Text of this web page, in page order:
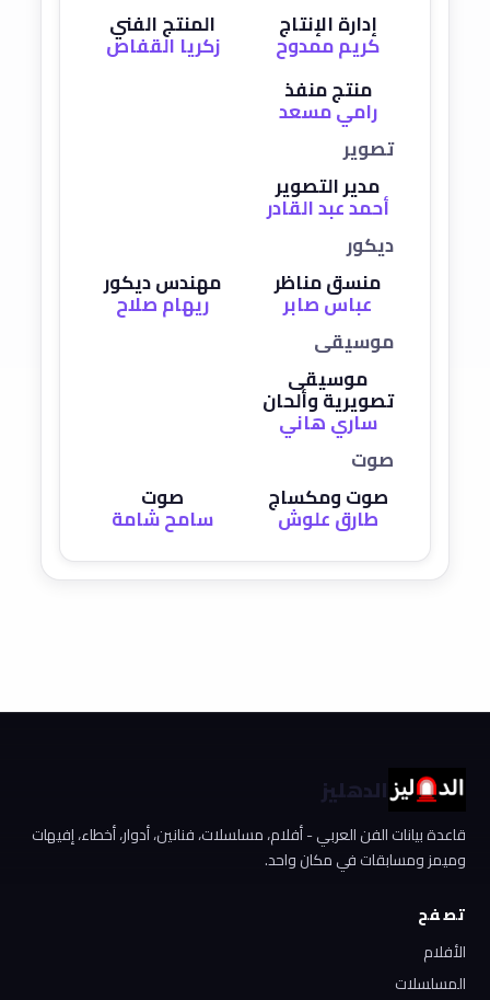
إدارة الإنتاج
كريم ممدوح
المنتج الفني
زكريا القفاص
منتج منفذ
رامي مسعد
تصوير
مدير التصوير
أحمد عبد القادر
ديكور
منسق مناظر
عباس صابر
مهندس ديكور
ريهام صلاح
موسيقى
موسيقى
تصويرية وألحان
ساري هاني
صوت
صوت ومكساج
طارق علوش
صوت
سامح شامة
الدهليز
قاعدة بيانات الفن العربي - أفلام، مسلسلات، فنانين، أدوار، أخطاء، إفيهات
وميمز ومسابقات في مكان واحد.
تصفح
الأفلام
المسلسلات